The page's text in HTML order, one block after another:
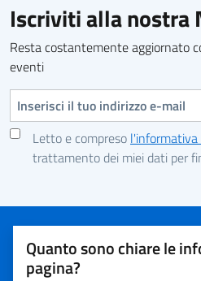
Iscriviti alla nostra
Resta costantemente aggiornato
eventi
Indirizzo e-mail
Letto e compreso l'informativa
trattamento dei miei dati per
Quanto sono chiare le
pagina?